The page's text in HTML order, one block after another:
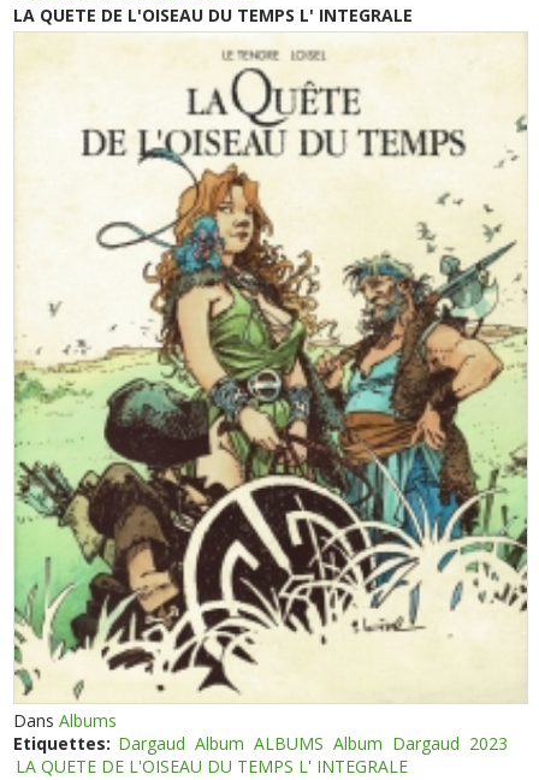
LA QUETE DE L'OISEAU DU TEMPS L' INTEGRALE
DansAlbums
Etiquettes: Dargaud Album ALBUMS Album Dargaud 2023
LA QUETE DE L'OISEAU DU TEMPS L' INTEGRALE